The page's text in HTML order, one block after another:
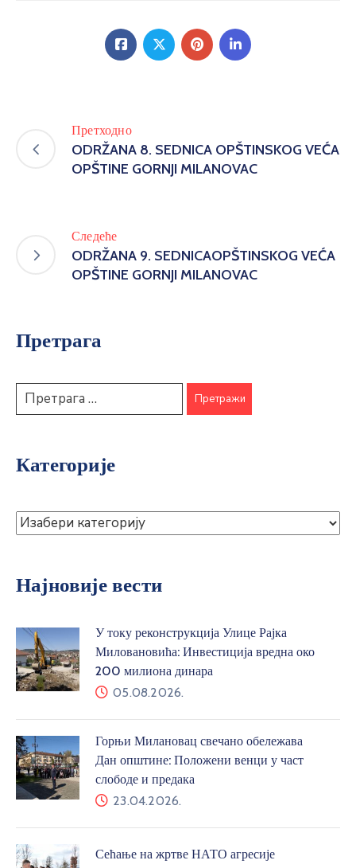
Претходно
ODRŽANA 8. SEDNICA OPŠTINSKOG VEĆA
OPŠTINE GORNJI MILANOVAC
Следеће
ODRŽANA 9. SEDNICAOPŠTINSKOG VEĆA
OPŠTINE GORNJI MILANOVAC
Претрага
Категорије
Најновије вести
У току реконструкција Улице Рајка
Миловановића: Инвестиција вредна око
200 милиона динара
05.08.2026.
Горњи Милановац свечано обележава
Дан општине: Положени венци у част
слободе и предака
23.04.2026.
Сећање на жртве НАТО агресије